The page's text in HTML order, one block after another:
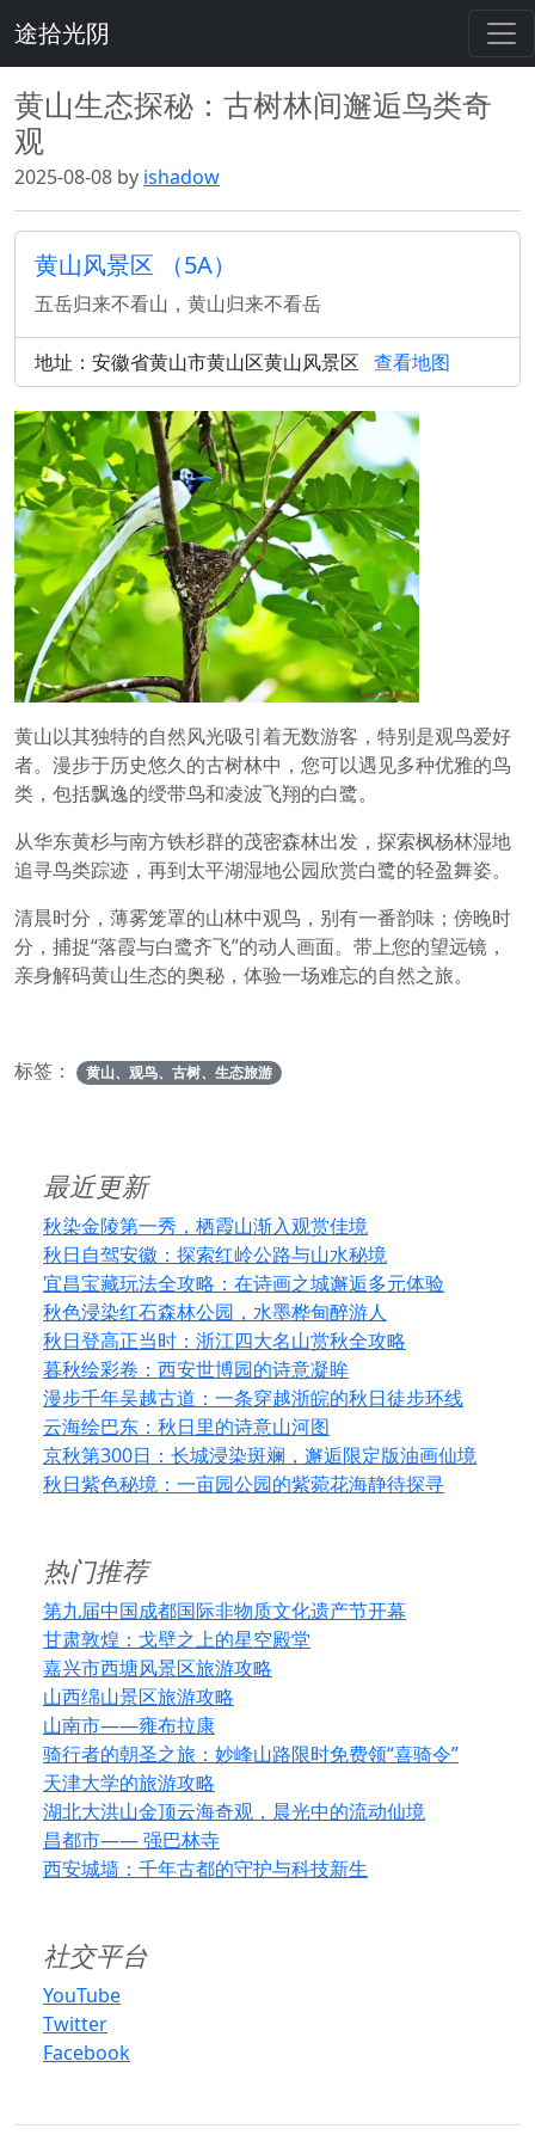
途拾光阴
黄山生态探秘：古树林间邂逅鸟类奇
观
2025-08-08 by ishadow
黄山风景区 （5A）
五岳归来不看山，黄山归来不看岳
地址：安徽省黄山市黄山区黄山风景区 查看地图
黄山以其独特的自然风光吸引着无数游客，特别是观鸟爱好
者。漫步于历史悠久的古树林中，您可以遇见多种优雅的鸟
类，包括飘逸的绶带鸟和凌波飞翔的白鹭。
从华东黄杉与南方铁杉群的茂密森林出发，探索枫杨林湿地
追寻鸟类踪迹，再到太平湖湿地公园欣赏白鹭的轻盈舞姿。
清晨时分，薄雾笼罩的山林中观鸟，别有一番韵味；傍晚时
分，捕捉“落霞与白鹭齐飞”的动人画面。带上您的望远镜，
亲身解码黄山生态的奥秘，体验一场难忘的自然之旅。
标签： 黄山、观鸟、古树、生态旅游
最近更新
秋染金陵第一秀，栖霞山渐入观赏佳境
秋日自驾安徽：探索红岭公路与山水秘境
宜昌宝藏玩法全攻略：在诗画之城邂逅多元体验
秋色浸染红石森林公园，水墨桦甸醉游人
秋日登高正当时：浙江四大名山赏秋全攻略
暮秋绘彩卷：西安世博园的诗意凝眸
漫步千年吴越古道：一条穿越浙皖的秋日徒步环线
云海绘巴东：秋日里的诗意山河图
京秋第300日：长城浸染斑斓，邂逅限定版油画仙境
秋日紫色秘境：一亩园公园的紫菀花海静待探寻
热门推荐
第九届中国成都国际非物质文化遗产节开幕
甘肃敦煌：戈壁之上的星空殿堂
嘉兴市西塘风景区旅游攻略
山西绵山景区旅游攻略
山南市——雍布拉康
骑行者的朝圣之旅：妙峰山路限时免费领“喜骑令”
天津大学的旅游攻略
湖北大洪山金顶云海奇观，晨光中的流动仙境
昌都市—— 强巴林寺
西安城墙：千年古都的守护与科技新生
社交平台
YouTube
Twitter
Facebook